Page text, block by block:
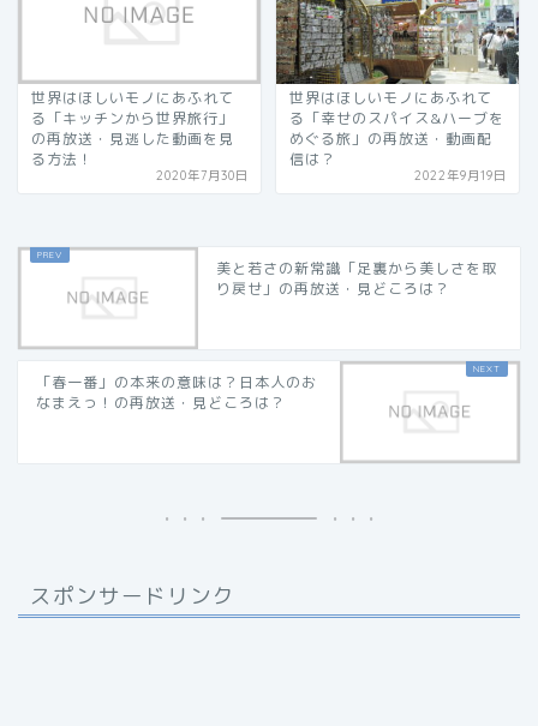
世界はほしいモノにあふれて
る「キッチンから世界旅行」
の再放送・見逃した動画を見
る方法！
2020年7月30日
世界はほしいモノにあふれて
る「幸せのスパイス&ハーブを
めぐる旅」の再放送・動画配
信は？
2022年9月19日
美と若さの新常識「足裏から美しさを取
り戻せ」の再放送・見どころは？
「春一番」の本来の意味は？日本人のお
なまえっ！の再放送・見どころは？
スポンサードリンク